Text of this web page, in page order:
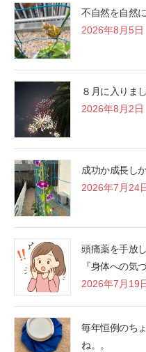
不自然を自然
2026年8月5日
８月に入りま
2026年8月2日
成功か成長し
2026年7月24
頭痛薬を手放
『身体への気
2026年7月19
毎年恒例のち
ね。。